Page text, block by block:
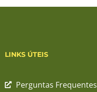
LINKS ÚTEIS
Perguntas Frequentes